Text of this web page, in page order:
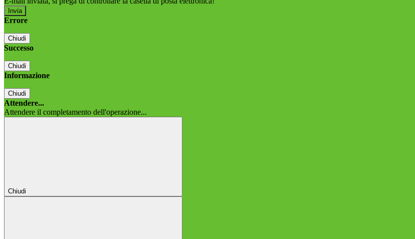
Errore
Chiudi
Successo
Chiudi
Informazione
Chiudi
Attendere...
Attendere il completamento dell'operazione...
Chiudi